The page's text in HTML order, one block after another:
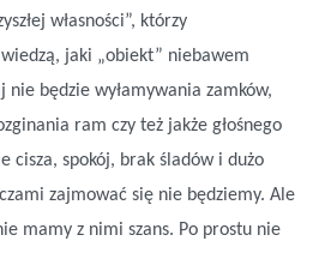
własności”, którzy
jaki „obiekt” niebawem
nie będzie wyłamywania zamków,
ram czy też jakże głośnego
cisza, spokój, brak śladów i dużo
zajmować się nie będziemy. Ale
mamy z nimi szans. Po prostu nie